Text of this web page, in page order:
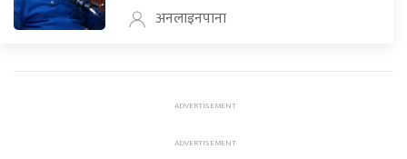
अनलाइनपाना